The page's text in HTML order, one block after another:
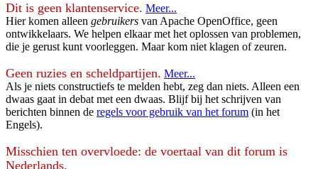
Dit is geen klantenservice. Meer...
Hier komen alleen gebruikers van Apache OpenOffice, geen
ontwikkelaars. We helpen elkaar met het oplossen van problemen,
die je gerust kunt voorleggen. Maar kom niet klagen of zeuren.
Geen ruzies en scheldpartijen. Meer...
Als je niets constructiefs te melden hebt, zeg dan niets. Alleen een
dwaas gaat in debat met een dwaas. Blijf bij het schrijven van
berichten binnen de regels voor gebruik van het forum (in het
Engels).
Misschien ten overvloede: de voertaal van dit forum is
Nederlands.